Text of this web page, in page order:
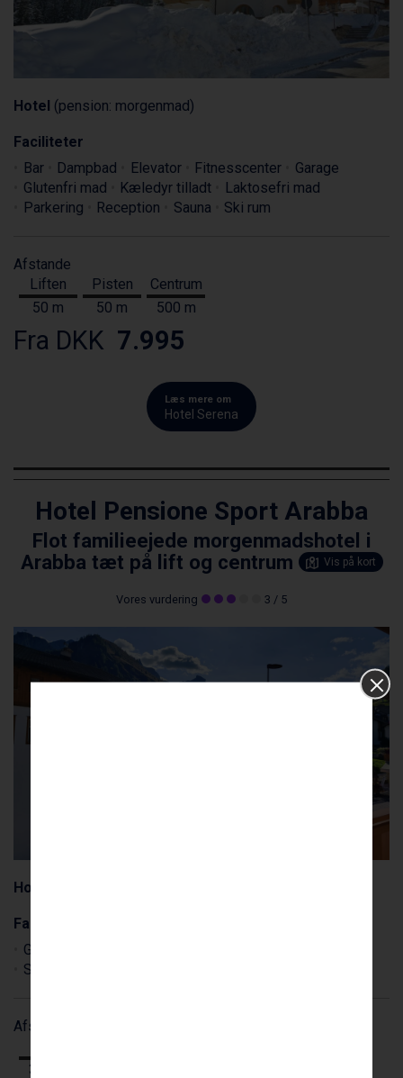
Hotel (pension: morgenmad)
Faciliteter
Bar
Dampbad Elevator Fitnesscenter
Garage
Glutenfri mad
Kæledyr tilladt
Laktosefri mad
Parkering
Reception Sauna Ski rum
Afstande
Liften
50 m
Pisten
50 m
Centrum
500 m
Fra DKK 7.995
Læs mere om
Hotel Serena
Hotel Pensione Sport Arabba
Flot familieejede morgenmadshotel i
Arabba tæt på lift og centrum
Vis på kort
Vores vurdering 3 / 5
Hotel
Faciliteter
Glutenfri mad
Støvletørrer
Afstande
300 m